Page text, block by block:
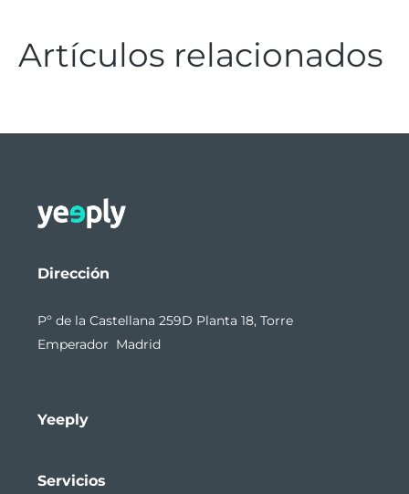
Artículos relacionados
Dirección
Pº de la Castellana 259D Planta 18, Torre
Emperador Madrid
Yeeply
Servicios